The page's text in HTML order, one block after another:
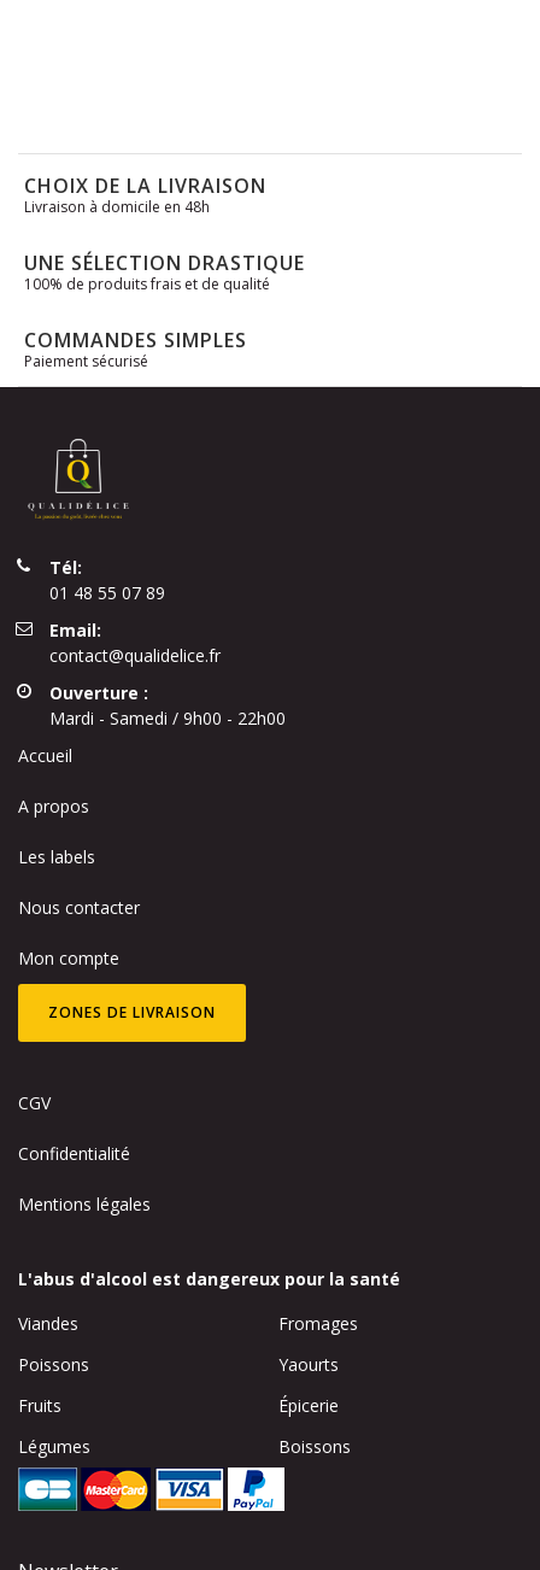
CHOIX DE LA LIVRAISON
Livraison à domicile en 48h
UNE SÉLECTION DRASTIQUE
100% de produits frais et de qualité
COMMANDES SIMPLES
Paiement sécurisé
Tél:
01 48 55 07 89
Email:
contact@qualidelice.fr
Ouverture :
Mardi - Samedi / 9h00 - 22h00
Accueil
A propos
Les labels
Nous contacter
Mon compte
ZONES DE LIVRAISON
CGV
Confidentialité
Mentions légales
L'abus d'alcool est dangereux pour la santé
Viandes
Poissons
Fruits
Légumes
Fromages
Yaourts
Épicerie
Boissons